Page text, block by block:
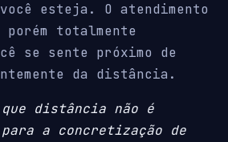
esteja. O atendimento
totalmente
se sente próximo de
da distância.
que distância não é
para a concretização de